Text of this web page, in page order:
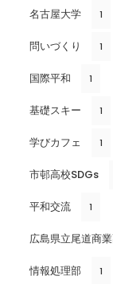
名古屋大学 1
問いづくり 1
国際平和 1
基礎スキー 1
学びカフェ 1
市邨高校SDGs
平和交流 1
広島県立尾道商
情報処理部 1